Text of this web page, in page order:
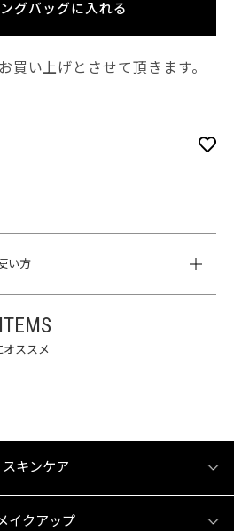
グバッグに入れる
買い上げとさせて頂きます。
い方
オススメ
スキンケア
イクアップ